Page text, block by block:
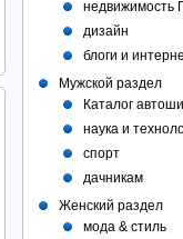
недвижимость
дизайн
блоги и
Мужской раздел
Каталог
наука и
спорт
дачникам
Женский раздел
мода & стиль